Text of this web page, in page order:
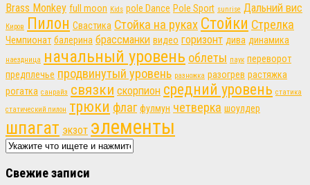
Brass Monkey full moon Kids pole Dance Pole Sport sunrise Дальний вис
Киров Пилон Свастика Стойка на руках Стойки Стрелка
Чемпионат балерина брассманки видео горизонт дива динамика
наездница начальный уровень облеты паук переворот
предплечье продвинутый уровень разножка разогрев растяжка
рогатка санрайз связки скорпион средний уровень статика
статический пилон трюки флаг фулмун четверка шоулдер
шпагат экзот элементы
Свежие записи